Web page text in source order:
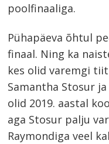
poolfinaaliga.
Pühapäeva õhtul
finaal. Ning ka
kes olid varemgi
Samantha Stosur
olid 2019. aastal
aga Stosur palju
Raymondiga veel